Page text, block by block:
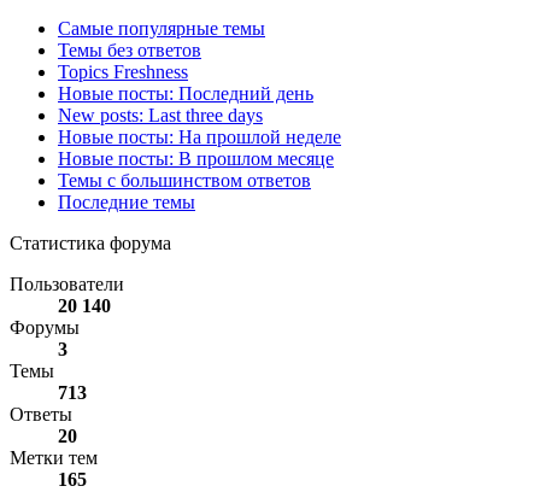
Самые популярные темы
Темы без ответов
Topics Freshness
Новые посты: Последний день
New posts: Last three days
Новые посты: На прошлой неделе
Новые посты: В прошлом месяце
Темы с большинством ответов
Последние темы
Статистика форума
Пользователи
20 140
Форумы
3
Темы
713
Ответы
20
Метки тем
165